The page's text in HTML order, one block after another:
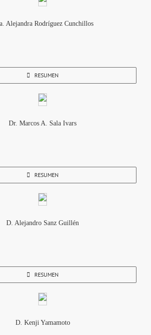
Alejandra Rodríguez Cunchillos
RESUMEN
Dr. Marcos A. Sala Ivars
RESUMEN
D. Alejandro Sanz Guillén
RESUMEN
D. Kenji Yamamoto